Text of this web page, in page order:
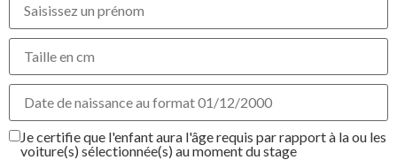
Je certifie que l'enfant aura l'âge requis par rapport à la ou les
voiture(s) sélectionnée(s) au moment du stage